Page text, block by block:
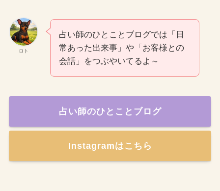
ロト
占い師のひとことブログでは「日
常あった出来事」や「お客様との
会話」をつぶやいてるよ～
占い師のひとことブログ
Instagramはこちら